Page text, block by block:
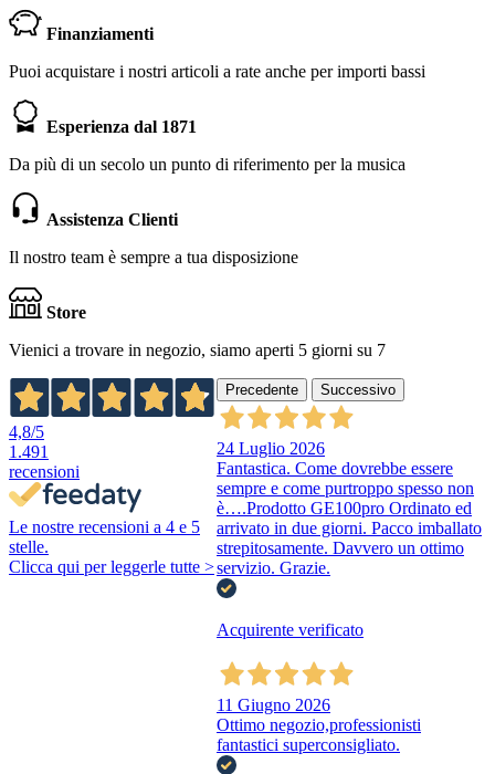
Finanziamenti
Puoi acquistare i nostri articoli a rate anche per importi bassi
Esperienza dal 1871
Da più di un secolo un punto di riferimento per la musica
Assistenza Clienti
Il nostro team è sempre a tua disposizione
Store
Vienici a trovare in negozio, siamo aperti 5 giorni su 7
4,8/5
1.491
recensioni
Le nostre recensioni a 4 e 5
stelle.
Clicca qui per leggerle tutte >
Precedente Successivo
24 Luglio 2026
Fantastica. Come dovrebbe essere
sempre e come purtroppo spesso non
è….Prodotto GE100pro Ordinato ed
arrivato in due giorni. Pacco imballato
strepitosamente. Davvero un ottimo
servizio. Grazie.
Acquirente verificato
11 Giugno 2026
Ottimo negozio,professionisti
fantastici superconsigliato.